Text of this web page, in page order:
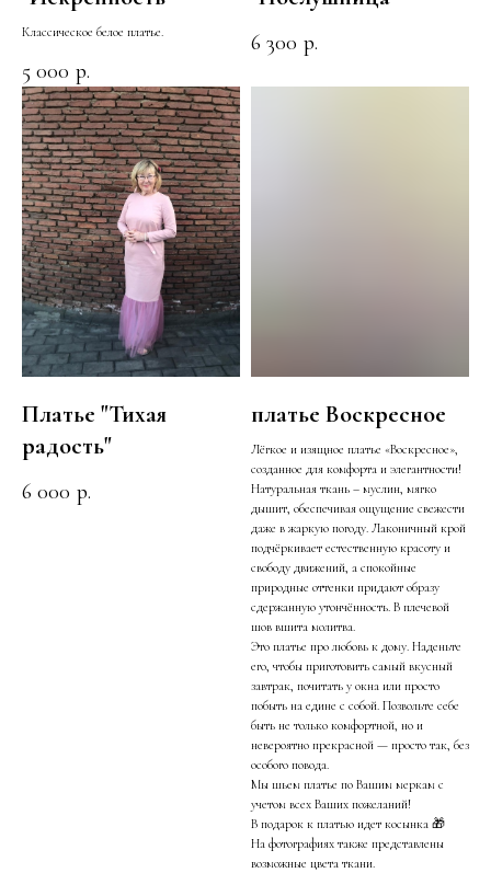
Классическое белое платье.
5 000 р.
6 300 р.
Платье "Тихая
радость"
6 000 р.
платье Воскресное
Лёгкое и изящное платье «Воскресное»,
созданное для комфорта и элегантности!
Натуральная ткань – муслин, мягко
дышит, обеспечивая ощущение свежести
даже в жаркую погоду. Лаконичный крой
подчёркивает естественную красоту и
свободу движений, а спокойные
природные оттенки придают образу
сдержанную утончённость. В плечевой
шов вшита молитва.
Это платье про любовь к дому. Наденьте
его, чтобы приготовить самый вкусный
завтрак, почитать у окна или просто
побыть на едине с собой. Позвольте себе
быть не только комфортной, но и
невероятно прекрасной — просто так, без
особого повода.
Мы шьем платье по Вашим меркам с
учетом всех Ваших пожеланий!
В подарок к платью идет косынка 🎁
На фотографиях также представлены
возможные цвета ткани.